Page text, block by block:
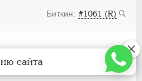
#1061 (R)
6
сайта